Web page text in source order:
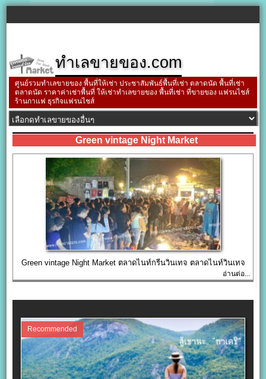
ทำเลขายของ.com
ศูนย์รวมทำเลขายของ พื้นที่ให้เช่า ประชาสัมพันธ์พื้นที่เช่า ตลาดนัด พื้นที่เช่า
ตลาดนัด ราคาค่าเช่าพื้นที่ ให้เช่าทำเลขายของ พื้นที่เช่า ที่ขายของ แฟรนไชส์
ร้านกาแฟ ธุรกิจแฟรนไชส์
Green vintage Night Market
Green vintage Night Market ตลาดไนท์กรีนวินเทจ ตลาดไนท์วินเทจ
อ่านต่อ...
Recommended